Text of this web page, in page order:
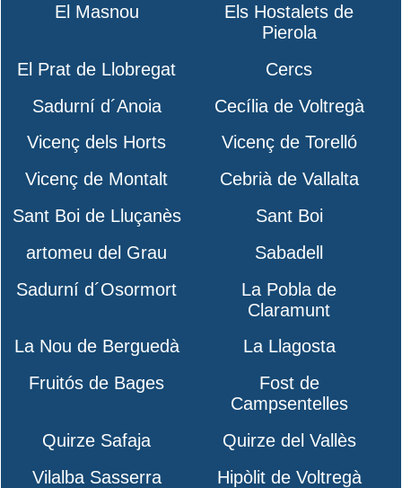
El Masnou
Els Hostalets de
Pierola
El Prat de Llobregat
Cercs
Sadurní d´Anoia
Cecília de Voltregà
Vicenç dels Horts
Vicenç de Torelló
Vicenç de Montalt
Cebrià de Vallalta
Sant Boi de Lluçanès
Sant Boi
artomeu del Grau
Sabadell
Sadurní d´Osormort
La Pobla de
Claramunt
La Nou de Berguedà
La Llagosta
Fruitós de Bages
Fost de
Campsentelles
Quirze Safaja
Quirze del Vallès
Vilalba Sasserra
Hipòlit de Voltregà